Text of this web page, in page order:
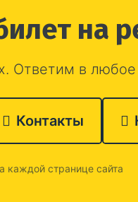
на
Ответим в
Контакты
каждой странице сайта